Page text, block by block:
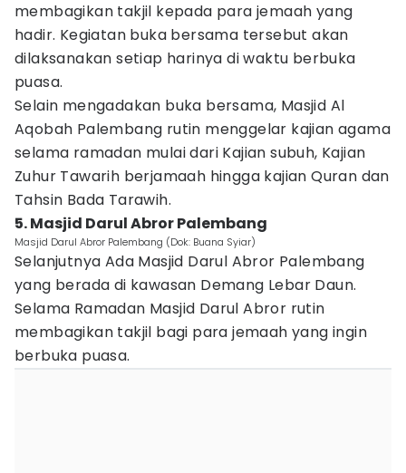
membagikan takjil kepada para jemaah yang
hadir. Kegiatan buka bersama tersebut akan
dilaksanakan setiap harinya di waktu berbuka
puasa.
Selain mengadakan buka bersama, Masjid Al
Aqobah Palembang rutin menggelar kajian agama
selama ramadan mulai dari Kajian subuh, Kajian
Zuhur Tawarih berjamaah hingga kajian Quran dan
Tahsin Bada Tarawih.
5. Masjid Darul Abror Palembang
Masjid Darul Abror Palembang (Dok: Buana Syiar)
Selanjutnya Ada Masjid Darul Abror Palembang
yang berada di kawasan Demang Lebar Daun.
Selama Ramadan Masjid Darul Abror rutin
membagikan takjil bagi para jemaah yang ingin
berbuka puasa.